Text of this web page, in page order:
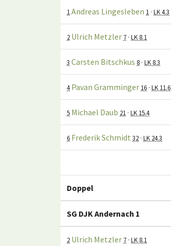
1 Andreas Lingesleben 1 · LK 4.3
2 Ulrich Metzler 7 · LK 8.1
3 Carsten Bitschkus 8 · LK 8.3
4 Pavan Gramminger 16 · LK 11.6
5 Michael Daub 21 · LK 15.4
6 Frederik Schmidt 32 · LK 24.3
Doppel
SG DJK Andernach 1
2 Ulrich Metzler 7 · LK 8.1